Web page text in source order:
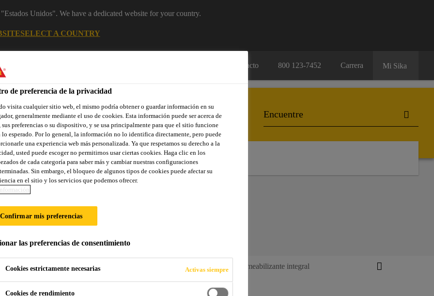
Unidos". We have a dedicated website for your country.
SELECT A COUNTRY
Contacto 800 123-7452 Carrera Mi Sika
y Aplicadores Contacto
INTEGRAL
para zonas estructurales Muros de Contención Impermeabilizante integral
de preferencia de la privacidad
visita cualquier sitio web, el mismo podría obtener o guardar información en su
generalmente mediante el uso de cookies. Esta información puede ser acerca de
sus preferencias o su dispositivo, y se usa principalmente para que el sitio funcione
lo esperado. Por lo general, la información no lo identifica directamente, pero puede
una experiencia web más personalizada. Ya que respetamos su derecho a la
usted puede escoger no permitirnos usar ciertas cookies. Haga clic en los
de cada categoría para saber más y cambiar nuestras configuraciones
Sin embargo, el bloqueo de algunos tipos de cookies puede afectar su
en el sitio y los servicios que podemos ofrecer.
Confirmar mis preferencias
las preferencias de consentimiento
Cookies estrictamente necesarias Activas siempre
Cookies de rendimiento